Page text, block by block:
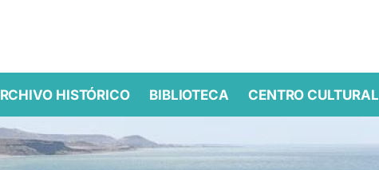
HISTÓRICO BIBLIOTECA CENTRO CULTURAL